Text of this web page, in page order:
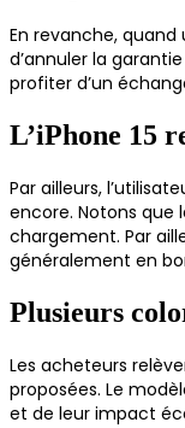
En revanche,
d’annuler la
profiter d’un
L’iPhone 15
Par ailleurs,
encore. Notons que
chargement. Par
généralement en
Plusieurs
Les acheteurs
proposées. Le
et de leur impact